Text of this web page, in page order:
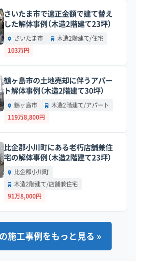
上を山林が占めています。急な
れた家や、4トントラックが入
多いため、解体費用は割高にな
す。
町の大部分が山林で、住宅地は川沿
両神地区では山の斜面に家が建っ
多く、古い擁壁の補強工事が追加
さいたま市で適正金額で建て替え
した解体事例（木造2階建て23坪）
さいたま市
木造2階建て/住宅
103万円
鶴ヶ島市の土地売却に伴うアパー
ト解体事例（木造2階建て30坪）
鶴ヶ島市
木造2階建て/アパート
119万8,800円
比企郡小川町にある老朽店舗兼住
宅の解体事例（木造2階建て23坪）
比企郡小川町
木造2階建て/店舗兼住宅
91万8,000円
施工事例をもっと見る »